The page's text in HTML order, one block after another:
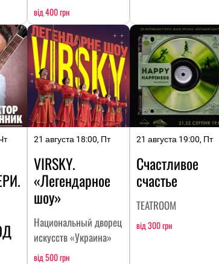
від 400 грн
21 августа 18:00, Пт
VIRSKY.
«Легендарное
шоу»
Национальный дворец
искусств «Украина»
від 500 грн
21 августа 19:00, Пт
Счастливое
счастье
TEATROOM
від 300 грн